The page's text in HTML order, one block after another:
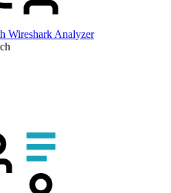
Wireshark Analyzer